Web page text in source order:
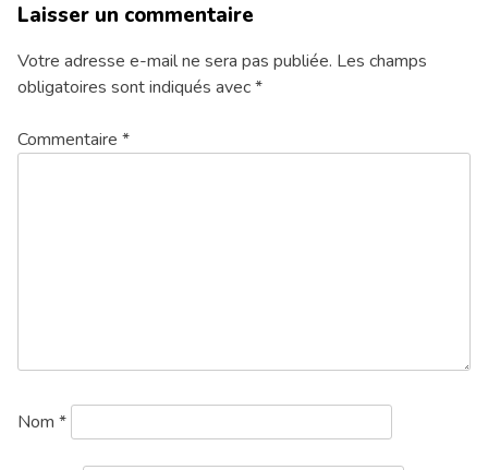
Laisser un commentaire
Votre adresse e-mail ne sera pas publiée. Les champs
obligatoires sont indiqués avec*
Commentaire *
Nom *